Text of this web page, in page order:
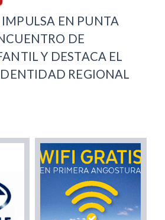
EN PUNTA
DE
Y DESTACA EL
REGIONAL